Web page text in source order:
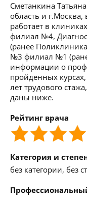
Сметанкина
область и
работает в
филиал №4,
(ранее
№3 филиал №1
информации о
пройденных
лет трудового
даны ниже.
Рейтинг врача
Категория и
без категории, без